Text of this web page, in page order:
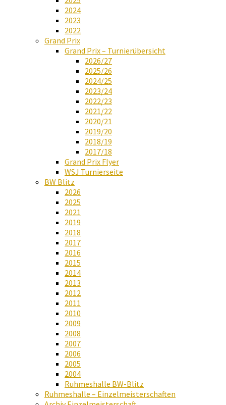
2024
2023
2022
Grand Prix
Grand Prix – Turnierübersicht
2026/27
2025/26
2024/25
2023/24
2022/23
2021/22
2020/21
2019/20
2018/19
2017/18
Grand Prix Flyer
WSJ Turnierseite
BW Blitz
2026
2025
2021
2019
2018
2017
2016
2015
2014
2013
2012
2011
2010
2009
2008
2007
2006
2005
2004
Ruhmeshalle BW-Blitz
Ruhmeshalle – Einzelmeisterschaften